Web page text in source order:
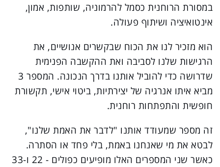
במסורת הרוחנית כסמל להרמוניה, שותפות, אמון,
אינטואיציה ושיתוף פעולה.
הוא מזכיר לנו את הכוח שבקשרים אנושיים, את
הרגישות שלנו לסביבה ואת ההקשבה הפנימית
שדרושה כדי להוביל אותנו בדרך הנכונה. המספר 3
מביא איתו אנרגיה של יצירתיות, ביטוי אישי, תקשורת
חופשית והתפתחות רוחנית.
זה מספר שמעודד אותנו "לדבר את האמת שלנו",
לבטא את מי שאנחנו באמת, בלי פחד או הסתרה.
כאשר שני המספרים האלו מופיעים כפולים - 22 ו-33